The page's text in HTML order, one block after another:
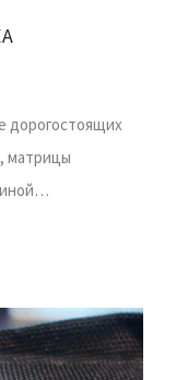
дорогостоящих
матрицы